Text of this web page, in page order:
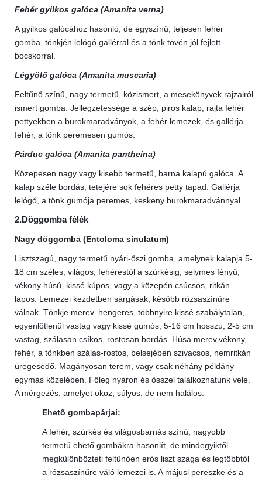
Fehér gyilkos galóca (Amanita verna)
A gyilkos galócához hasonló, de egyszínű, teljesen fehér
gomba, tönkjén lelógó gallérral és a tönk tövén jól fejlett
bocskorral.
Légyölő galóca (Amanita muscaria)
Feltűnő színű, nagy termetű, közismert, a mesekönyvek rajzairól
ismert gomba. Jellegzetessége a szép, piros kalap, rajta fehér
pettyekben a burokmaradványok, a fehér lemezek, és gallérja
fehér, a tönk peremesen gumós.
Párduc galóca (Amanita pantheina)
Közepesen nagy vagy kisebb termetű, barna kalapú galóca. A
kalap széle bordás, tetejére sok fehéres petty tapad. Gallérja
lelógó, a tönk gumója peremes, keskeny burokmaradvánnyal.
2.Döggomba félék
Nagy döggomba (Entoloma sinulatum)
Lisztszagú, nagy termetű nyári-őszi gomba, amelynek kalapja 5-
18 cm széles, világos, fehérestől a szürkésig, selymes fényű,
vékony húsú, kissé kúpos, vagy a közepén csúcsos, ritkán
lapos. Lemezei kezdetben sárgásak, később rózsaszínűre
válnak. Tönkje merev, hengeres, többnyire kissé szabálytalan,
egyenlőtlenül vastag vagy kissé gumós, 5-16 cm hosszú, 2-5 cm
vastag, szálasan csíkos, rostosan bordás. Húsa merev,vékony,
fehér, a tönkben szálas-rostos, belsejében szivacsos, nemritkán
üregesedő. Magányosan terem, vagy csak néhány példány
egymás közelében. Főleg nyáron és ősszel találkozhatunk vele.
A mérgezés, amelyet okoz, súlyos, de nem halálos.
Ehető gombapárjai:
A fehér, szürkés és világosbarnás színű, nagyobb
termetű ehető gombákra hasonlít, de mindegyiktől
megkülönbözteti feltűnően erős liszt szaga és legtöbbtől
a rózsaszínűre váló lemezei is. A májusi pereszke és a